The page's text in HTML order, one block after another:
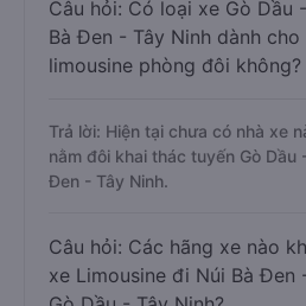
Câu hỏi: Có loại xe Gò Dầu
Bà Đen - Tây Ninh dành
limousine phòng đôi không?
Trả lời: Hiện tại chưa có nhà xe
nằm đôi khai thác tuyến Gò Dầu
Đen - Tây Ninh.
Câu hỏi: Các hãng xe nào
xe Limousine đi Núi Bà Đen